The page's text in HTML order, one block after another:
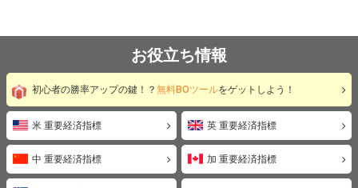
お役立ち情報
初心者の勝率アップの鍵！？ 無料BOツールをゲットしよう！
米 重要経済指標 英 重要経済指標
中 重要経済指標 加 重要経済指標